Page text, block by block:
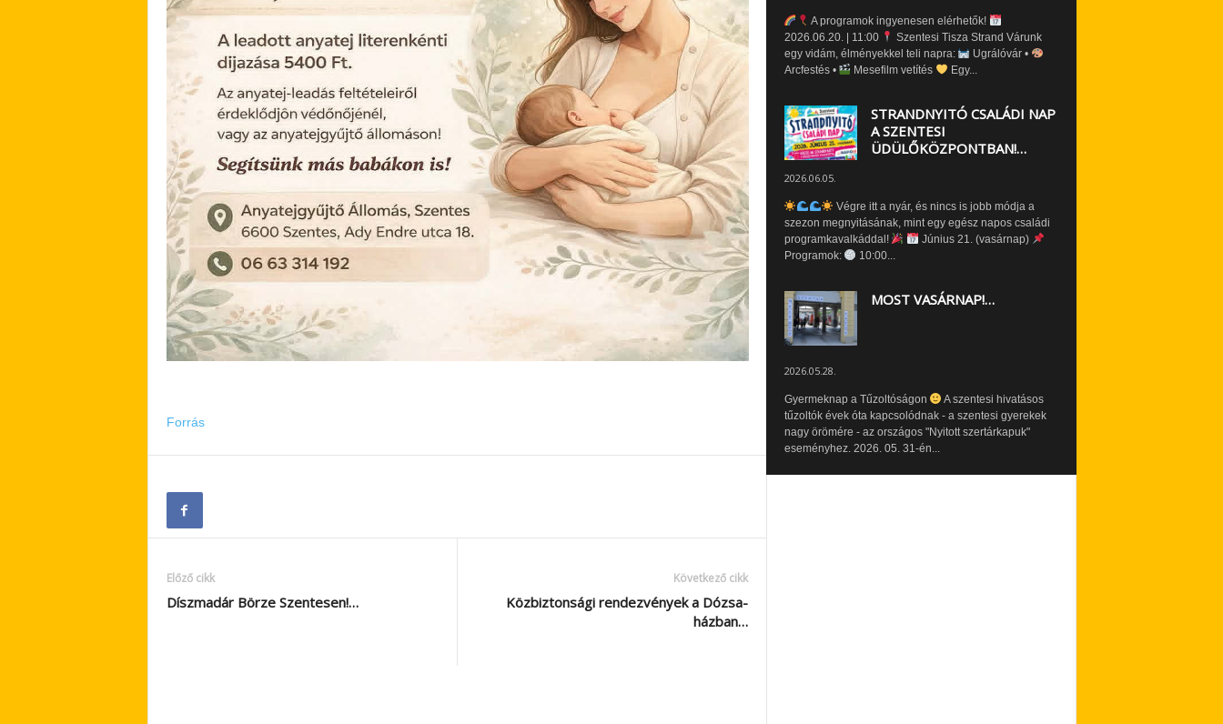
Forrás
Előző cikk
Díszmadár Börze Szentesen!…
Következő cikk
Közbiztonsági rendezvények a Dózsa-
házban…
A programok ingyenesen elérhetők!
2026.06.20. | 11:00
Szentesi Tisza Strand Várunk
egy vidám, élményekkel teli napra:
Ugrálóvár •
Arcfestés •
Mesefilm vetítés Egy...
STRANDNYITÓ CSALÁDI NAP
A SZENTESI
ÜDÜLŐKÖZPONTBAN!…
2026.06.05.
Végre itt a nyár, és nincs is jobb módja a
szezon megnyitásának, mint egy egész napos családi
programkavalkáddal!
Június 21. (vasárnap)
Programok:
10:00...
MOST VASÁRNAP!…
2026.05.28.
Gyermeknap a Tűzoltóságon
A szentesi hivatásos
tűzoltók évek óta kapcsolódnak - a szentesi gyerekek
nagy örömére - az országos "Nyitott szertárkapuk"
eseményhez. 2026. 05. 31-én...